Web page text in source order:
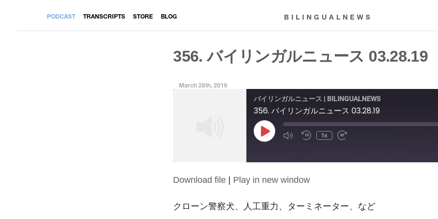
PODCAST TRANSCRIPTS STORE BLOG BILINGUALNEWS
356. バイリンガルニュース 03.28.19
March 28th, 2019
バイリンガルニュース | BILINGUALNEWS
356. バイリンガルニュース 03.28.19
Play
Episode
1x
SHARE
LINK
Download file | Play in new window
クローン警察犬、人工重力、ターミネーター、など